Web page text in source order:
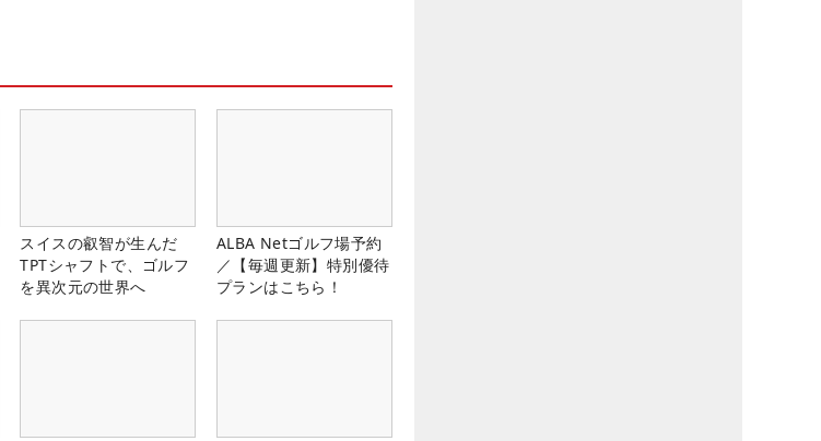
スイスの叡智が生んだ
TPTシャフトで、ゴルフ
を異次元の世界へ
ALBA Netゴルフ場予約
／【毎週更新】特別優待
プランはこちら！